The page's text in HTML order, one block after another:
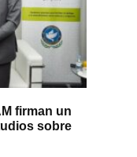
firman un
sobre